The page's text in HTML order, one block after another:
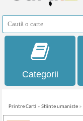
Categorii
Printre Carti »Stiinte umaniste »